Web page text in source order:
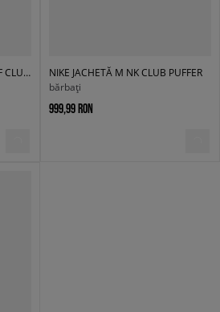
NIKE JACHETĂ DE IARNĂ M SF CLUB PUFFER 550
NIKE JACHETĂ M NK CLUB PUFFER
bărbați
999,99 RON